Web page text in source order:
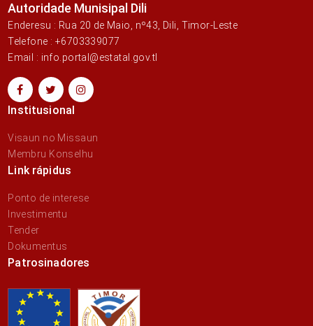
Autoridade Munisipal Dili
Enderesu : Rua 20 de Maio, nº43, Dili, Timor-Leste
Telefone : +6703339077
Email : info.portal@estatal.gov.tl
Institusional
Visaun no Missaun
Membru Konselhu
Link rápidus
Ponto de interese
Investimentu
Tender
Dokumentus
Patrosinadores